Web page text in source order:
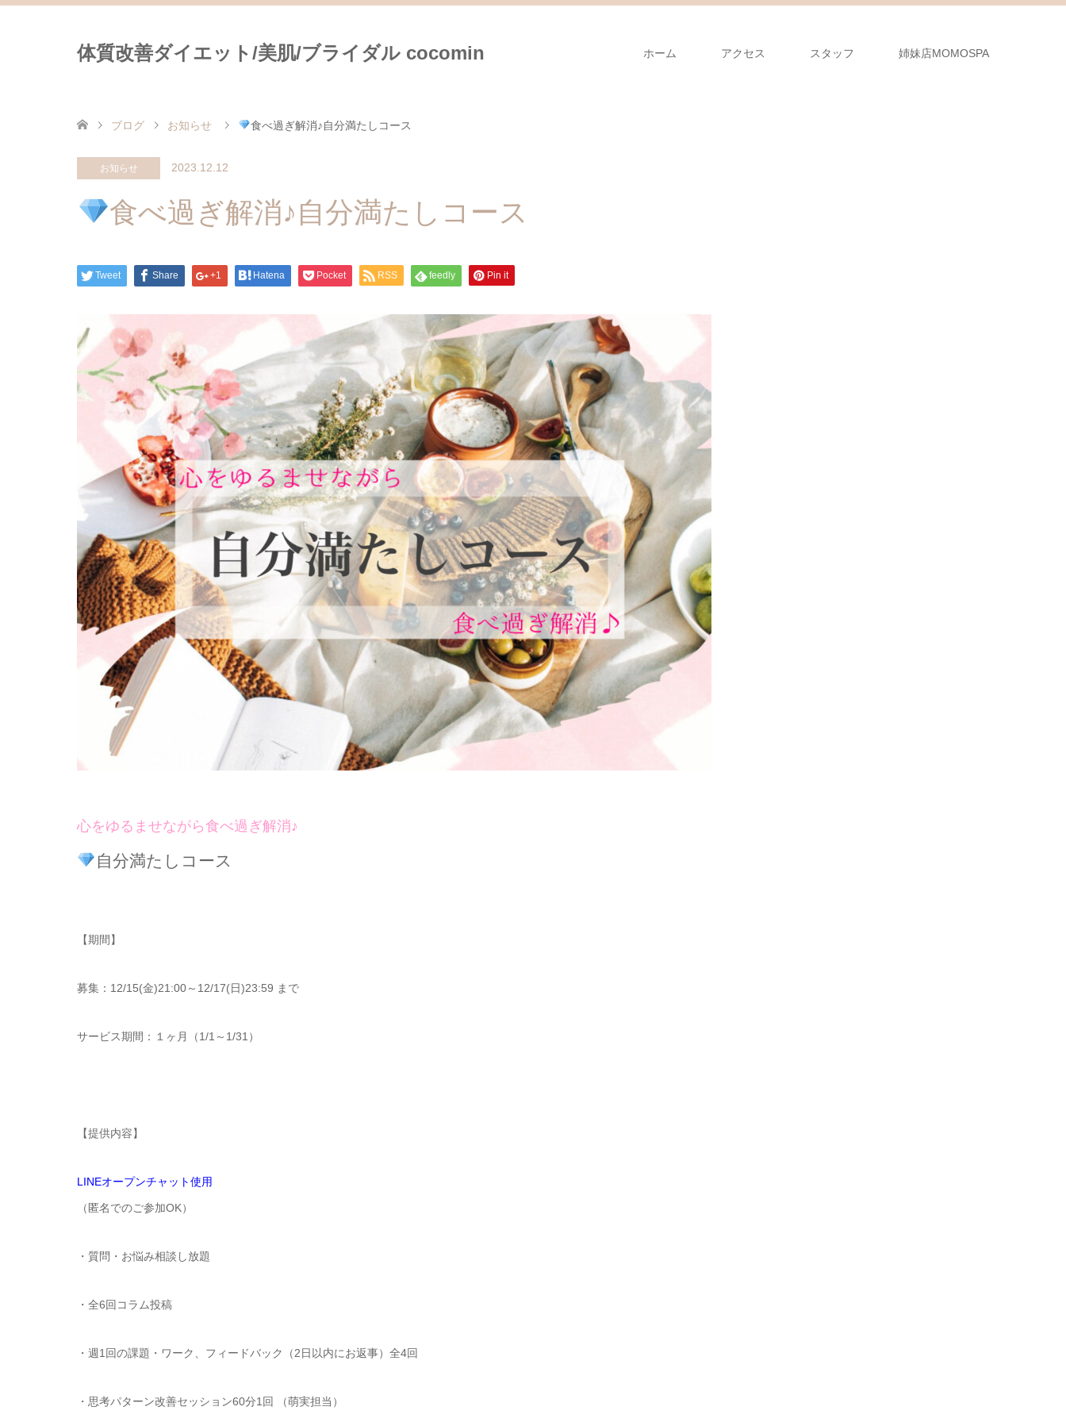
体質改善ダイエット/美肌/ブライダル cocomin ホーム アクセス スタッフ 姉妹店MOMOSPA
ブログ お知らせ 食べ過ぎ解消♪自分満たしコース
お知らせ 2023.12.12
食べ過ぎ解消♪自分満たしコース
Tweet Share +1 Hatena Pocket RSS feedly Pin it
心をゆるませながら食べ過ぎ解消♪
自分満たしコース
【期間】
募集：12/15(金)21:00～12/17(日)23:59 まで
サービス期間：１ヶ月（1/1～1/31）
【提供内容】
LINEオープンチャット使用
（匿名でのご参加OK）
・質問・お悩み相談し放題
・全6回コラム投稿
・週1回の課題・ワーク、フィードバック（2日以内にお返事）全4回
・思考パターン改善セッション60分1回 （萌実担当）